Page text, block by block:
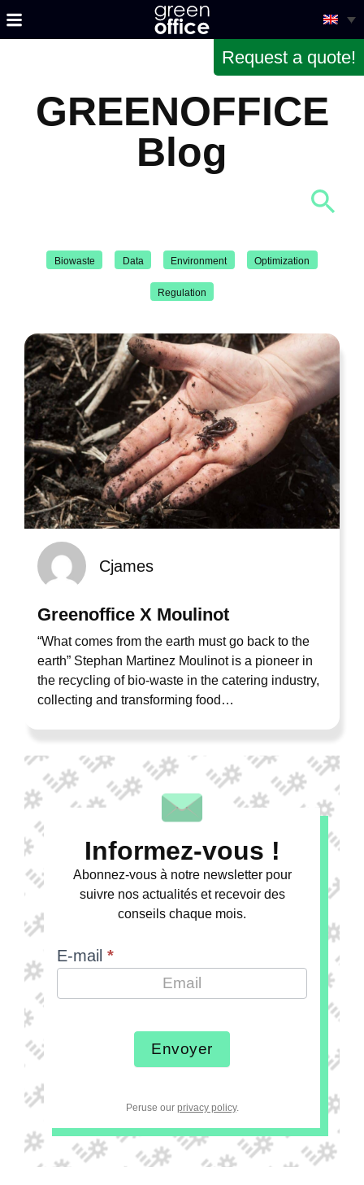
Request a quote!
GREENOFFICE
Blog
Biowaste Data Environment Optimization
Regulation
Cjames
Greenoffice X Moulinot
“What comes from the earth must go back to the
earth” Stephan Martinez Moulinot is a pioneer in
the recycling of bio-waste in the catering industry,
collecting and transforming food…
Informez-vous !
Abonnez-vous à notre newsletter pour
suivre nos actualités et recevoir des
conseils chaque mois.
E-mail *
Envoyer
Peruse our privacy policy.